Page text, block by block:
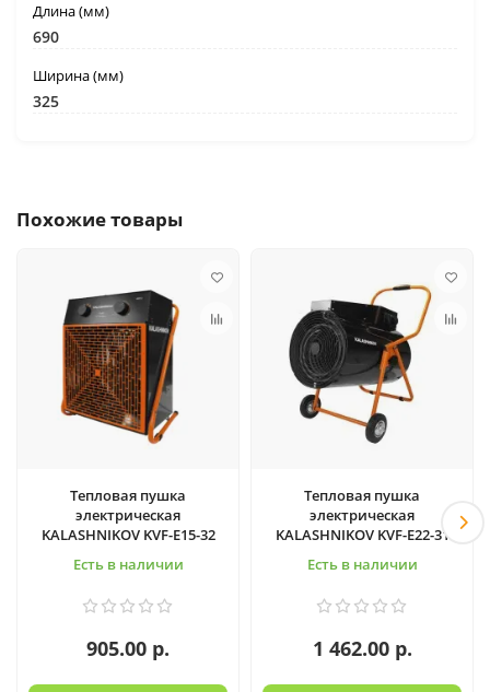
Длина (мм)
690
Ширина (мм)
325
Похожие товары
Тепловая пушка
электрическая
KALASHNIKOV KVF-E15-32
Есть в наличии
905.00 р.
Тепловая пушка
электрическая
KALASHNIKOV KVF-E22-31
Есть в наличии
1 462.00 р.